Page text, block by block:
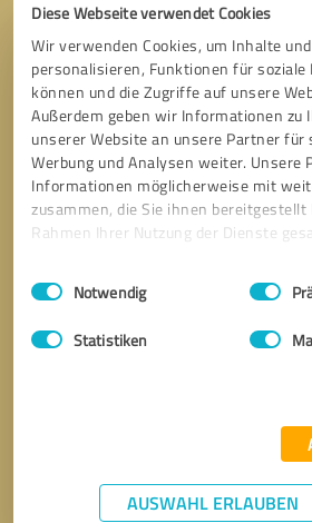
Diese Webseite verwendet Cookies
Wir verwenden Cookies, um Inhalte
personalisieren, Funktionen für soziale
können und die Zugriffe auf unsere
Außerdem geben wir Informationen zu
unserer Website an unsere Partner für
Werbung und Analysen weiter. Unsere
Informationen möglicherweise mit
zusammen, die Sie ihnen bereitgestellt
Rahmen Ihrer Nutzung der Dienste
Impressum Datenschutzbestimmungen
Einwilligungsauswahl
Notwendig
Statistiken
AUSWAHL ERLAUBEN
Nachricht senden